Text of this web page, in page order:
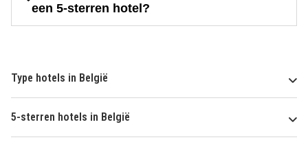
een 5-sterren hotel?
Type hotels in België
5-sterren hotels in België